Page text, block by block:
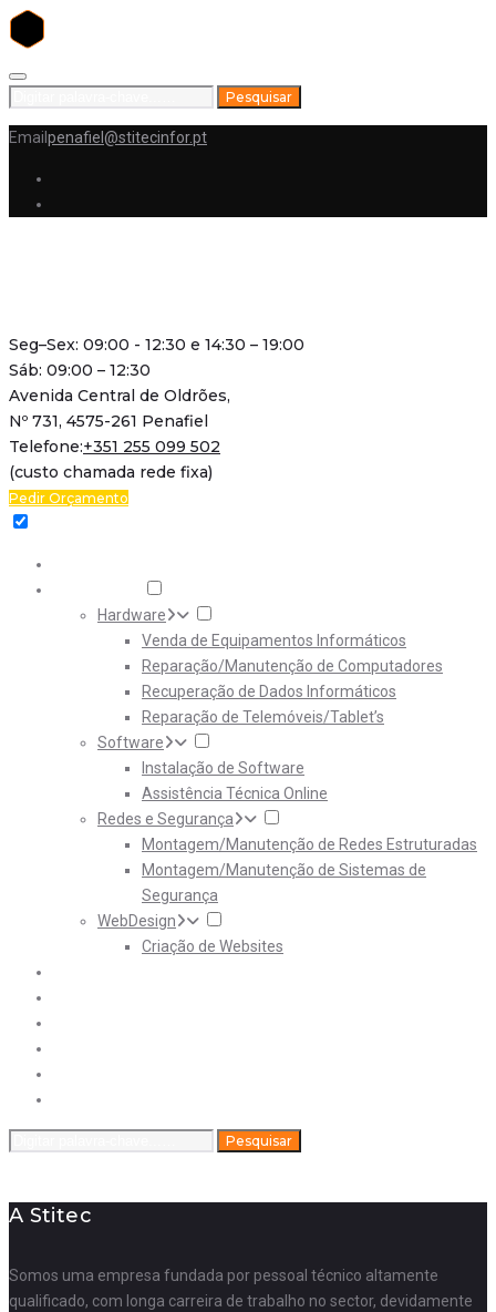
Skip
Pesquisar
Email penafiel@stitecinfor.pt
Seg–Sex: 09:00 - 12:30 e 14:30 – 19:00
Sáb: 09:00 – 12:30
Avenida Central de Oldrões,
Nº 731, 4575-261 Penafiel
Telefone:+351 255 099 502
(custo chamada rede fixa)
Pedir Orçamento
Hardware
Venda de Equipamentos Informáticos
Reparação/Manutenção de Computadores
Recuperação de Dados Informáticos
Reparação de Telemóveis/Tablet’s
Software
Instalação de Software
Assistência Técnica Online
Redes e Segurança
Montagem/Manutenção de Redes Estruturadas
Montagem/Manutenção de Sistemas de
Segurança
WebDesign
Criação de Websites
Pesquisar
A Stitec
Somos uma empresa fundada por pessoal técnico altamente
qualificado, com longa carreira de trabalho no sector, devidamente